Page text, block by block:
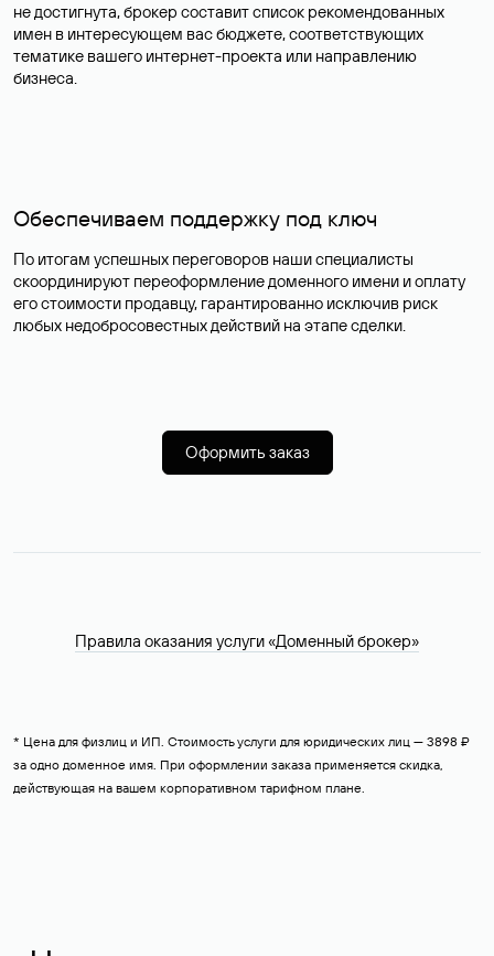
не достигнута, брокер составит список рекомендованных
имен в интересующем вас бюджете, соответствующих
тематике вашего интернет-проекта или направлению
бизнеса.
Обеспечиваем поддержку под ключ
По итогам успешных переговоров наши специалисты
скоординируют переоформление доменного имени и оплату
его стоимости продавцу, гарантированно исключив риск
любых недобросовестных действий на этапе сделки.
Оформить заказ
Правила оказания услуги «Доменный брокер»
* Цена для физлиц и ИП. Стоимость услуги для юридических лиц — 3898 ₽
за одно доменное имя. При оформлении заказа применяется скидка,
действующая на вашем корпоративном тарифном плане.